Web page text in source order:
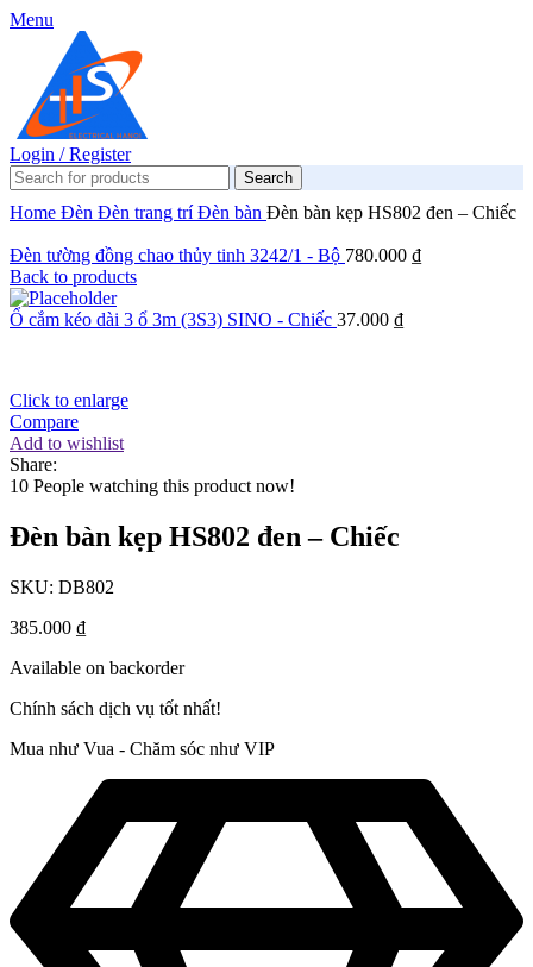
Menu
Login / Register
Search
Home Đèn Đèn trang tríĐèn bàn Đèn bàn kẹp HS802 đen – Chiếc
Đèn tường đồng chao thủy tinh 3242/1 - Bộ 780.000 ₫
Back to products
Ổ cắm kéo dài 3 ổ 3m (3S3) SINO - Chiếc 37.000 ₫
Click to enlarge
Compare
Add to wishlist
Share:
10 People watching this product now!
Đèn bàn kẹp HS802 đen – Chiếc
SKU: DB802
385.000 ₫
Available on backorder
Chính sách dịch vụ tốt nhất!
Mua như Vua - Chăm sóc như VIP